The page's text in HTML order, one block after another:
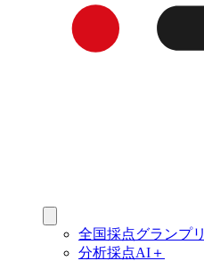
全国採点グランプリ
分析採点AI＋